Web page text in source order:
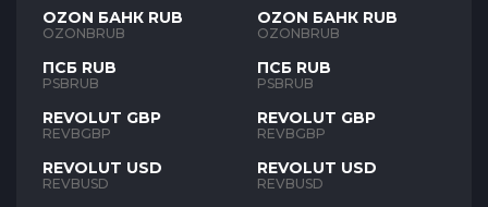
OZON БАНК RUB
OZONBRUB
ПСБ RUB
PSBRUB
REVOLUT GBP
REVBGBP
REVOLUT USD
REVBUSD
OZON БАНК RUB
OZONBRUB
ПСБ RUB
PSBRUB
REVOLUT GBP
REVBGBP
REVOLUT USD
REVBUSD